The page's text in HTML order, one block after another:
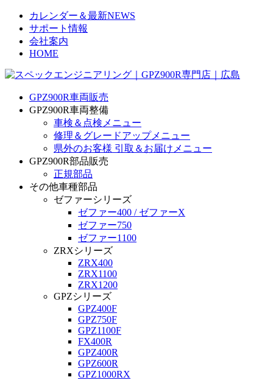
カレンダー＆最新NEWS
サポート情報
会社案内
HOME
GPZ900R車両販売
GPZ900R車両整備
車検＆点検メニュー
修理＆グレードアップメニュー
県外のお客様 引取＆お届けメニュー
GPZ900R部品販売
正規部品
その他車種部品
ゼファーシリーズ
ゼファー400 / ゼファーX
ゼファー750
ゼファー1100
ZRXシリーズ
ZRX400
ZRX1100
ZRX1200
GPZシリーズ
GPZ400F
GPZ750F
GPZ1100F
FX400R
GPZ400R
GPZ600R
GPZ1000RX